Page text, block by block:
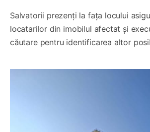
Salvatorii prezenți la fața locului
locatarilor din imobilul afectat și
căutare pentru identificarea altor